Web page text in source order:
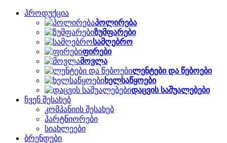
პროდუქცია
პოლირება
ზუმფარები
სამღებრო
ფირები
მოვლა
ლენტები და წებოები
ხელსაწყოები
დაცვის საშუალებები
ჩვენ შესახებ
კომპანიის შესახებ
პარტნიორები
სიახლეები
ბრენდები